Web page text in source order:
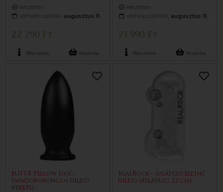
készleten
várható szállítás: augusztus 11.
22 290 Ft
Részletek Kosárba
készleten
várható szállítás: augusztus 11.
23 990 Ft
Részletek Kosárba
BUTTR Yellow Dog -
tapadókorongos dildó
(fekete)
RealRock - átlátszó élethű
dildó (átlátszó, 22 cm)